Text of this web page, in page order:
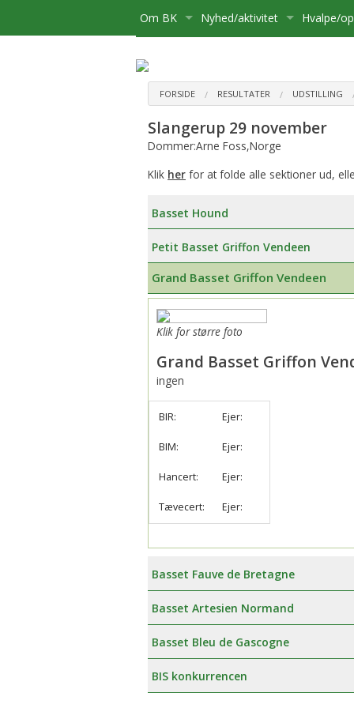
Om BK
Flytning
Udmelding af Basset Klubben
Bestyrelse
Postliste
Medlemsadministration:
Udstillingsudvalg:
Brugshundeudvalg
Sundhedsudvalg
Internetudvalg:
Klubbens prisliste
Basset Bladet
Annoncering på Hjemmesiden
Klubbens love
Æresmedlemmer i Basset Klubben
Links
Medlemsbilleder
Blanketter
Betalinger til Basset Klubben
Afregningsbilag
Nyhed/aktivitet
Kalender
Aktiviteter Udstillinger
Hvalpe/
Basset
Opdrættere
Stambog
Regler
FORSIDE RESULTATER UDSTILLING
Slangerup 29 november
Dommer:Arne Foss,Norge
Klik her for at folde alle sektioner ud,
Basset Hound
Petit Basset Griffon Vendeen
Grand Basset Griffon Vendeen
Klik for større foto
Grand Basset Griffon
ingen
BIR: Ejer:
BIM: Ejer:
Hancert: Ejer:
Tævecert: Ejer:
Basset Fauve de Bretagne
Basset Artesien Normand
Basset Bleu de Gascogne
BIS konkurrencen